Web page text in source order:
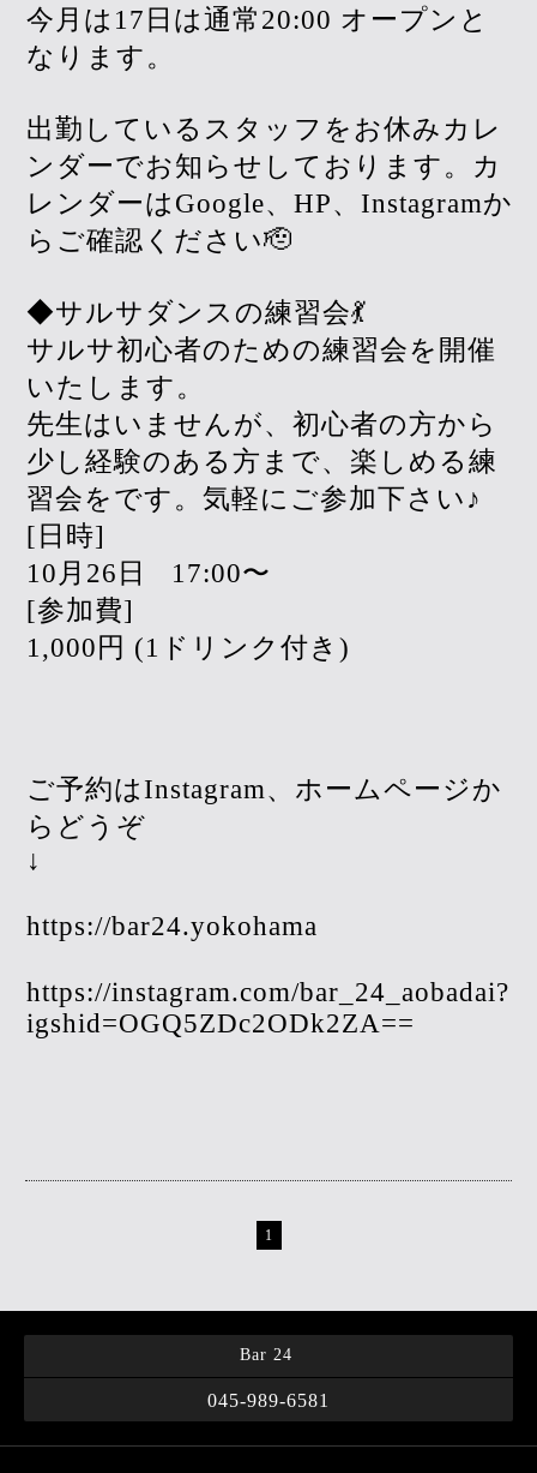
今月は17日は通常20:00 オープンと
なります。
出勤しているスタッフをお休みカレ
ンダーでお知らせしております。カ
レンダーはGoogle、HP、Instagramか
らご確認ください🫡
◆サルサダンスの練習会💃
サルサ初心者のための練習会を開催
いたします。
先生はいませんが、初心者の方から
少し経験のある方まで、楽しめる練
習会をです。気軽にご参加下さい♪
[日時]
10月26日
17:00〜
[参加費]
1,000円 (1ドリンク付き)
ご予約はInstagram、ホームページか
らどうぞ
↓
https://bar24.yokohama
https://instagram.com/bar_24_aobadai?
igshid=OGQ5ZDc2ODk2ZA==
1
Bar 24
045-989-6581